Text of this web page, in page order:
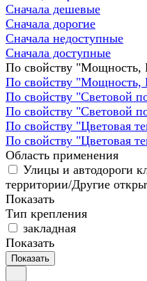
Сначала дешевые
Сначала дорогие
Сначала недоступные
Сначала доступные
По свойству "Мощность,
По свойству "Мощность,
По свойству "Световой
По свойству "Световой
По свойству "Цветовая
По свойству "Цветовая
Область применения
Улицы и автодороги
территории/Другие
Показать
Тип крепления
закладная
Показать
Показать